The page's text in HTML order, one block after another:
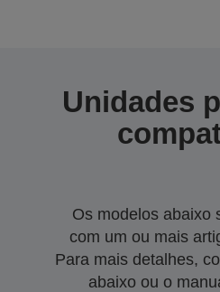
Unidades
Os modelos abaixo
com um ou mais
Para mais detalhes,
abaixo ou o